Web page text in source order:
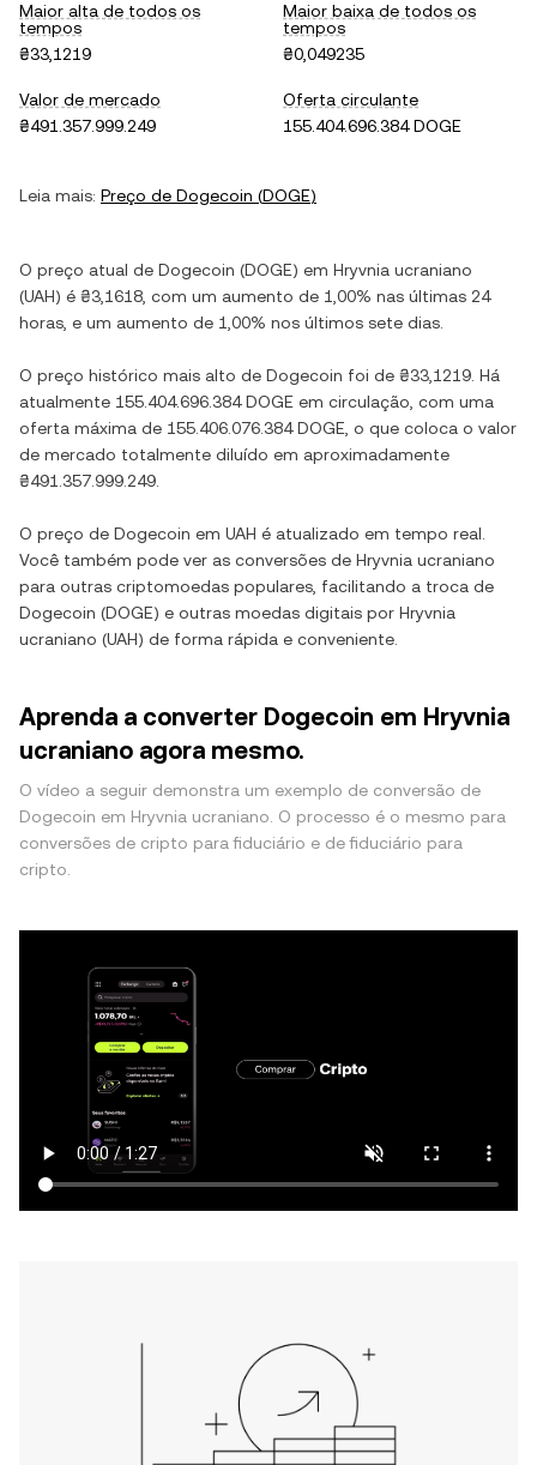
Maior alta de todos os
tempos
₴33,1219
Maior baixa de todos os
tempos
₴0,049235
Valor de mercado
₴491.357.999.249
Oferta circulante
155.404.696.384 DOGE
Leia mais: Preço de Dogecoin (DOGE)
O preço atual de Dogecoin (DOGE) em Hryvnia ucraniano
(UAH) é ₴3,1618 , com um aumento de 1,00% nas últimas 24
horas, e um aumento de 1,00% nos últimos sete dias.
O preço histórico mais alto de Dogecoin foi de ₴33,1219 . Há
atualmente 155.404.696.384 DOGE em circulação, com uma
oferta máxima de 155.406.076.384 DOGE , o que coloca o valor
de mercado totalmente diluído em aproximadamente
₴491.357.999.249
O preço de Dogecoin em UAH é atualizado em tempo real.
Você também pode ver as conversões de Hryvnia ucraniano
para outras criptomoedas populares, facilitando a troca de
Dogecoin (DOGE) e outras moedas digitais por Hryvnia
ucraniano (UAH) de forma rápida e conveniente.
Aprenda a converter Dogecoin em Hryvnia
ucraniano agora mesmo.
O vídeo a seguir demonstra um exemplo de conversão de
Dogecoin em Hryvnia ucraniano. O processo é o mesmo para
conversões de cripto para fiduciário e de fiduciário para
cripto.